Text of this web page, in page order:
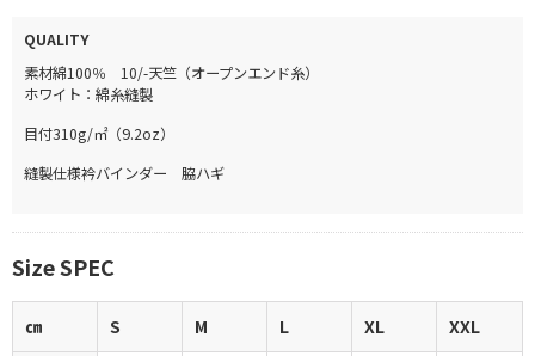
QUALITY
素材綿100％ 10/-天竺（オープンエンド糸）
ホワイト：綿糸縫製
目付310g/㎡（9.2oz）
縫製仕様衿バインダー 脇ハギ
Size SPEC
㎝ S M L XL XXL